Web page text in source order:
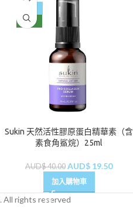
NEW
Sukin 天然活性膠原蛋白精華素（含
素食角鯊烷）25ml
AUD$40.00 AUD$ 19.50
加入購物車
. All rights reserved